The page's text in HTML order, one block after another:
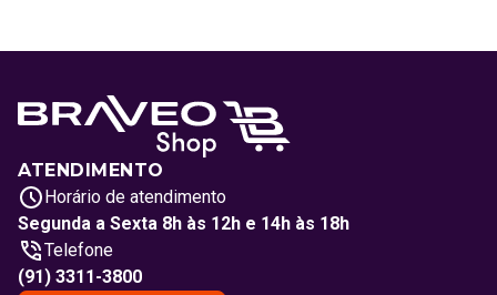
ATENDIMENTO
Horário de atendimento
Segunda a Sexta 8h às 12h e 14h às 18h
Telefone
(91) 3311-3800